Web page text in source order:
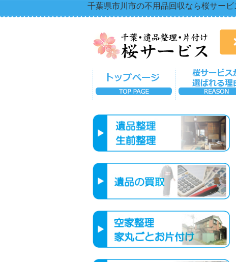
千葉県市川市の不用品回収なら桜サー